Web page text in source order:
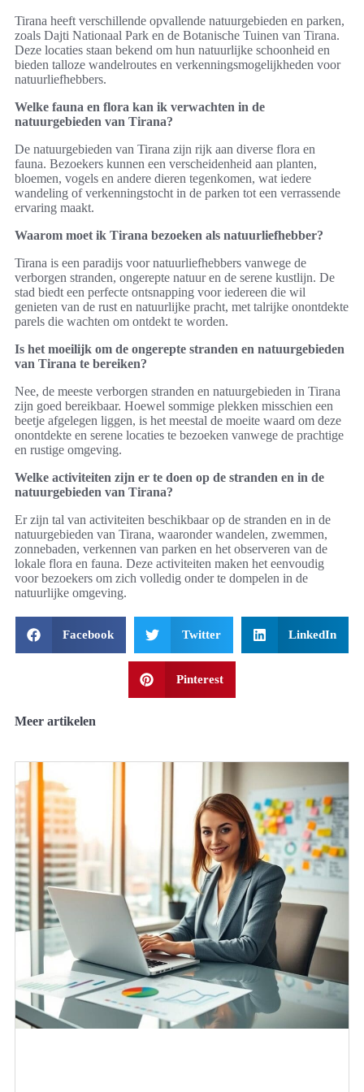
Tirana heeft verschillende opvallende natuurgebieden en parken,
zoals Dajti Nationaal Park en de Botanische Tuinen van Tirana.
Deze locaties staan bekend om hun natuurlijke schoonheid en
bieden talloze wandelroutes en verkenningsmogelijkheden voor
natuurliefhebbers.
Welke fauna en flora kan ik verwachten in de
natuurgebieden van Tirana?
De natuurgebieden van Tirana zijn rijk aan diverse flora en
fauna. Bezoekers kunnen een verscheidenheid aan planten,
bloemen, vogels en andere dieren tegenkomen, wat iedere
wandeling of verkenningstocht in de parken tot een verrassende
ervaring maakt.
Waarom moet ik Tirana bezoeken als natuurliefhebber?
Tirana is een paradijs voor natuurliefhebbers vanwege de
verborgen stranden, ongerepte natuur en de serene kustlijn. De
stad biedt een perfecte ontsnapping voor iedereen die wil
genieten van de rust en natuurlijke pracht, met talrijke onontdekte
parels die wachten om ontdekt te worden.
Is het moeilijk om de ongerepte stranden en natuurgebieden
van Tirana te bereiken?
Nee, de meeste verborgen stranden en natuurgebieden in Tirana
zijn goed bereikbaar. Hoewel sommige plekken misschien een
beetje afgelegen liggen, is het meestal de moeite waard om deze
onontdekte en serene locaties te bezoeken vanwege de prachtige
en rustige omgeving.
Welke activiteiten zijn er te doen op de stranden en in de
natuurgebieden van Tirana?
Er zijn tal van activiteiten beschikbaar op de stranden en in de
natuurgebieden van Tirana, waaronder wandelen, zwemmen,
zonnebaden, verkennen van parken en het observeren van de
lokale flora en fauna. Deze activiteiten maken het eenvoudig
voor bezoekers om zich volledig onder te dompelen in de
natuurlijke omgeving.
Facebook Twitter LinkedIn
Pinterest
Meer artikelen